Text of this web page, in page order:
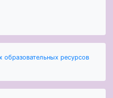
ресурсов